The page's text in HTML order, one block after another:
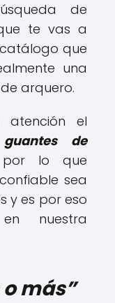
de
te vas a
que
una
arquero.
el
guantes de
por lo que
sea
y es por eso
nuestra
más”